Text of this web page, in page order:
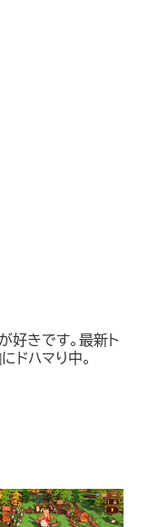
好きです。最新ト
ドハマり中。